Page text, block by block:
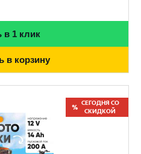
в 1 клик
в корзину
СЕГОДНЯ СО
СКИДКОЙ